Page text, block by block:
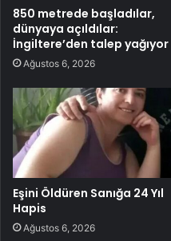
850 metrede başladılar,
dünyaya açıldılar:
İngiltere’den talep yağıyor
Ağustos 6, 2026
Eşini Öldüren Sanığa 24 Yıl
Hapis
Ağustos 6, 2026